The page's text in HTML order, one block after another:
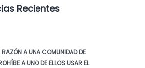
Recientes
RAZÓN A UNA COMUNIDAD DE
A UNO DE ELLOS USAR EL